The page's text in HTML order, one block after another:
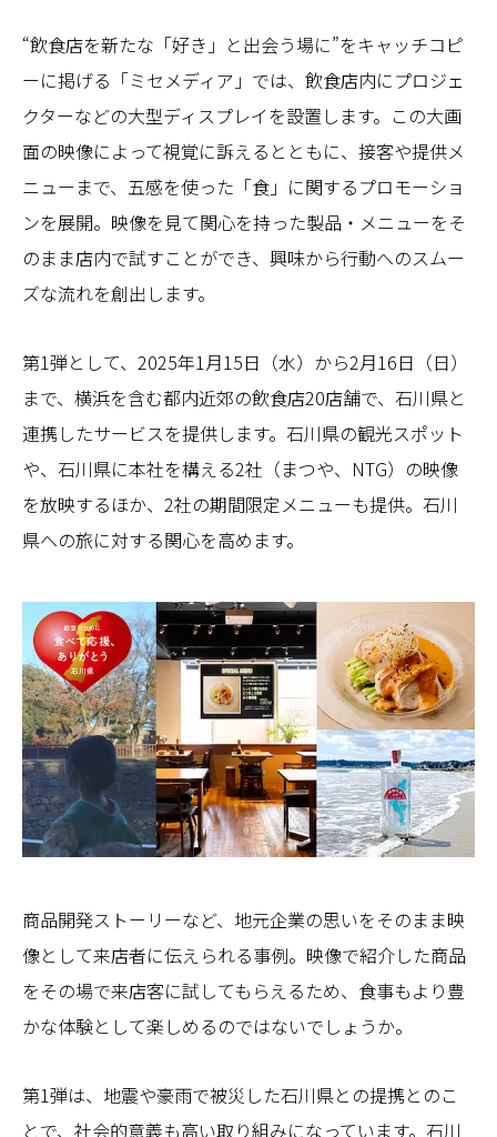
“飲食店を新たな「好き」と出会う場に”をキャッチコピ
ーに掲げる「ミセメディア」では、飲食店内にプロジェ
クターなどの大型ディスプレイを設置します。この大画
面の映像によって視覚に訴えるとともに、接客や提供メ
ニューまで、五感を使った「食」に関するプロモーショ
ンを展開。映像を見て関心を持った製品・メニューをそ
のまま店内で試すことができ、興味から行動へのスムー
ズな流れを創出します。
第1弾として、2025年1月15日（水）から2月16日（日）
まで、横浜を含む都内近郊の飲食店20店舗で、石川県と
連携したサービスを提供します。石川県の観光スポット
や、石川県に本社を構える2社（まつや、NTG）の映像
を放映するほか、2社の期間限定メニューも提供。石川
県への旅に対する関心を高めます。
商品開発ストーリーなど、地元企業の思いをそのまま映
像として来店者に伝えられる事例。映像で紹介した商品
をその場で来店客に試してもらえるため、食事もより豊
かな体験として楽しめるのではないでしょうか。
第1弾は、地震や豪雨で被災した石川県との提携とのこ
とで、社会的意義も高い取り組みになっています。石川